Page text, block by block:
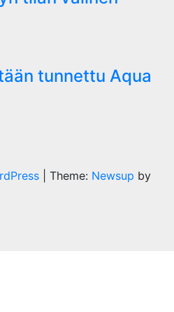
tunnettu Aqua
Theme: Newsup by